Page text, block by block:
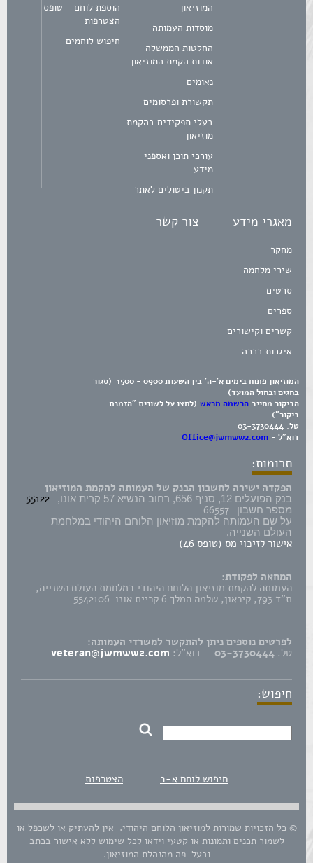
המוזיאון
מוסדות העמותה
החלטות הממשלה
אודות הקמת המוזיאון
נאומים
תקשורת ופרסומים
בעלי תפקידים בהקמת
מוזיאון
עורכי תוכן ואספני
מידע
תקנון ביטולים לאתר
הוספת לוחם - טופס
הצטרפות
חיפוש לוחמים
מאגרי מידע
מחקר
שירי מלחמה
סרטים
ספרים
קשרים וקישורים
איגרות ברכה
צור קשר
המוזיאון פתוח בימים א'-ה' בין השעות 0900 - 1500 (סגור
בחגים ובחול המועד)
הביקור מחייב הרשמה מראש (לחצו על לשונית "הזמנת
ביקור")
טל. 03-3730444
דוא"ל - Office@jwmww2.com
תרומות:
הפקדה ישירה לחשבון הבנק של העמותה להקמת המוזיאון
בנק הפועלים 12, סניף 656, רחוב הנשיא 57 קרית אונו, 55122
מספר חשבון 66557
על שם העמותה להקמת מוזיאון הלוחם היהודי במלחמת
העולם השנייה.
אישור לזיכוי מס (טופס 46)
המחאה לפקודת:
העמותה להקמת מוזיאון הלוחם היהודי במלחמת העולם השנייה,
ת"ד 793, קיראון, שלמה המלך 6 קריית אונו 5542106
לפרטים נוספים ניתן להתקשר למשרדי העמותה:
טל. 03-3730444 דוא"ל: veteran@jwmww2.com
חיפוש:
חיפוש לוחם א-ב הצטרפות
© כל הזכויות שמורות למוזיאון הלוחם היהודי. אין להעתיק או לשכפל או
לשמור תכנים ותמונות או קטעי וידאו לכל שימוש ללא אישור בכתב
ובעל-פה מהנהלת המוזיאון.